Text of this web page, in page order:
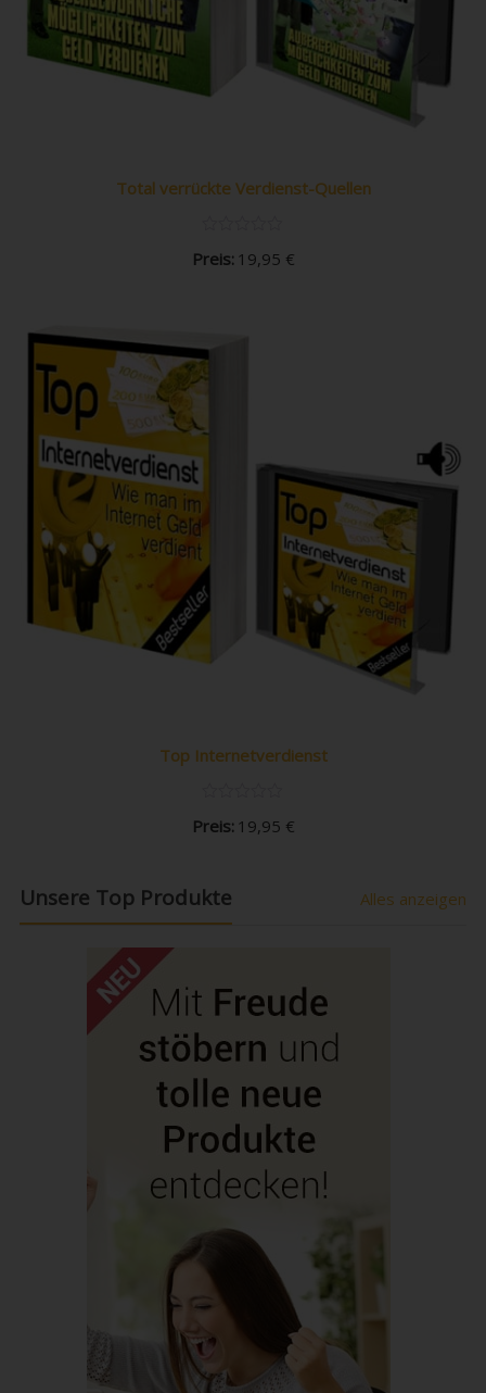
Total verrückte Verdienst-Quellen
Preis: 19,95 €
Top Internetverdienst
Preis: 19,95 €
Unsere Top Produkte Alles anzeigen